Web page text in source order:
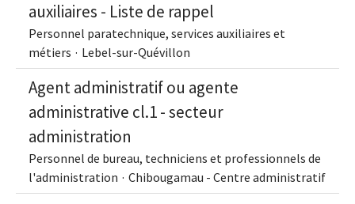
auxiliaires - Liste de rappel
Personnel paratechnique, services auxiliaires et
métiers · Lebel-sur-Quévillon
Agent administratif ou agente
administrative cl.1 - secteur
administration
Personnel de bureau, techniciens et professionnels de
l'administration · Chibougamau - Centre administratif